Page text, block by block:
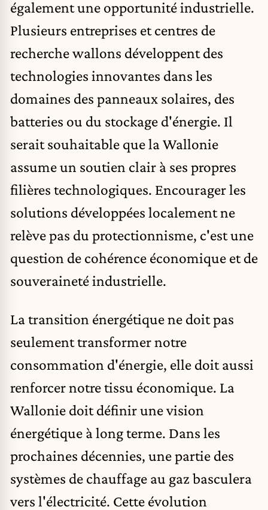
également une opportunité industrielle.
Plusieurs entreprises et centres de
recherche wallons développent des
technologies innovantes dans les
domaines des panneaux solaires, des
batteries ou du stockage d'énergie. Il
serait souhaitable que la Wallonie
assume un soutien clair à ses propres
filières technologiques. Encourager les
solutions développées localement ne
relève pas du protectionnisme, c'est une
question de cohérence économique et de
souveraineté industrielle.
La transition énergétique ne doit pas
seulement transformer notre
consommation d'énergie, elle doit aussi
renforcer notre tissu économique. La
Wallonie doit définir une vision
énergétique à long terme. Dans les
prochaines décennies, une partie des
systèmes de chauffage au gaz basculera
vers l'électricité. Cette évolution